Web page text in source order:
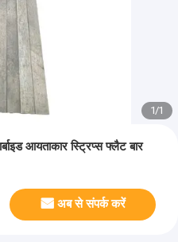
1/1
आयताकार स्ट्रिप्स फ्लैट बार
अब से संपर्क करें